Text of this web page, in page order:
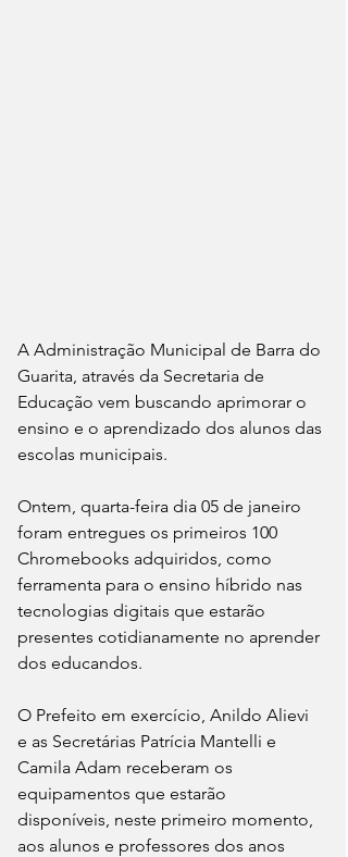
A Administração Municipal de Barra do
Guarita, através da Secretaria de
Educação vem buscando aprimorar o
ensino e o aprendizado dos alunos das
escolas municipais.
Ontem, quarta-feira dia 05 de janeiro
foram entregues os primeiros 100
Chromebooks adquiridos, como
ferramenta para o ensino híbrido nas
tecnologias digitais que estarão
presentes cotidianamente no aprender
dos educandos.
O Prefeito em exercício, Anildo Alievi
e as Secretárias Patrícia Mantelli e
Camila Adam receberam os
equipamentos que estarão
disponíveis, neste primeiro momento,
aos alunos e professores dos anos